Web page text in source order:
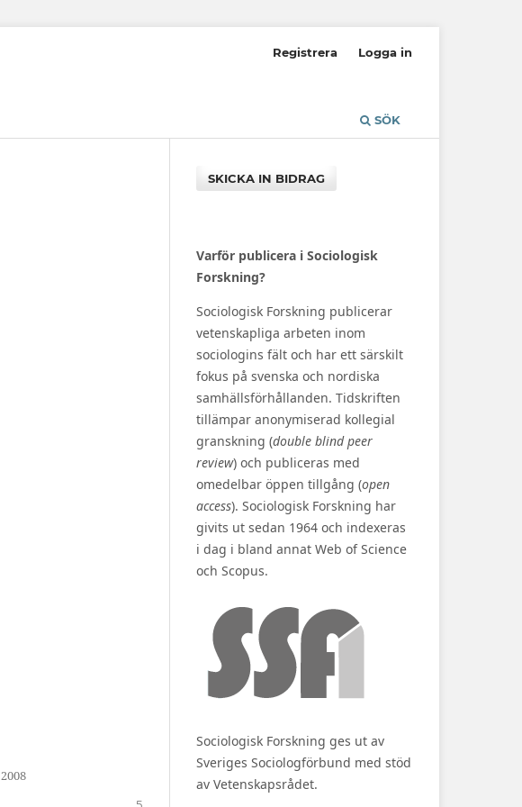
SÖK
Registrera Logga in
5
SKICKA IN BIDRAG
Varför publicera i Sociologisk
Forskning?
Sociologisk Forskning publicerar
vetenskapliga arbeten inom
sociologins fält och har ett särskilt
fokus på svenska och nordiska
samhällsförhållanden. Tidskriften
tillämpar anonymiserad kollegial
granskning (double blind peer
review) och publiceras med
omedelbar öppen tillgång (open
access). Sociologisk Forskning har
givits ut sedan 1964 och indexeras
i dag i bland annat Web of Science
och Scopus.
Sociologisk Forskning ges ut av
Sveriges Sociologförbund med stöd
av Vetenskapsrådet.